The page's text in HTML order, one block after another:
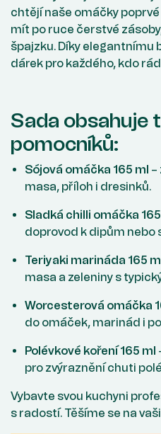
chtějí naše omáčky
mít po ruce čerstvé
špajzku. Díky elegantnímu
dárek pro každého, kdo
Sada obsahuje
pomocníků:
Sójová omáčka 165 ml –
masa, příloh i dresinků.
Sladká chilli omáčka
doprovod k dipům nebo
Teriyaki marináda 165
masa a zeleniny s
Worcesterová omáčka
do omáček, marinád i
Polévkové koření 165 ml
pro zvýraznění chuti
Vybavte svou kuchyni
s radostí. Těšíme se na